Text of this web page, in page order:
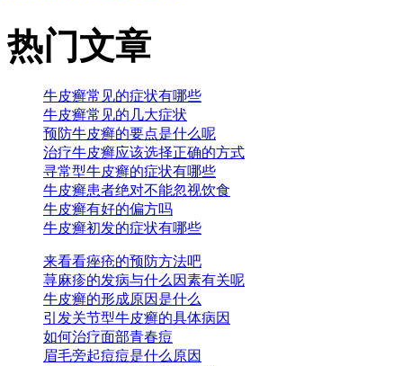
热门文章
牛皮癣常见的症状有哪些
牛皮癣常见的几大症状
预防牛皮癣的要点是什么呢
治疗牛皮癣应该选择正确的方式
寻常型牛皮癣的症状有哪些
牛皮癣患者绝对不能忽视饮食
牛皮癣有好的偏方吗
牛皮癣初发的症状有哪些
来看看痤疮的预防方法吧
荨麻疹的发病与什么因素有关呢
牛皮癣的形成原因是什么
引发关节型牛皮癣的具体病因
如何治疗面部青春痘
眉毛旁起痘痘是什么原因